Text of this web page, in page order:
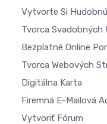
Vytvorte Si
Tvorca Svadobných
Bezplatné Online
Tvorca Webových
Digitálna Karta
Firemná E-Mailová
Vytvoriť Fórum